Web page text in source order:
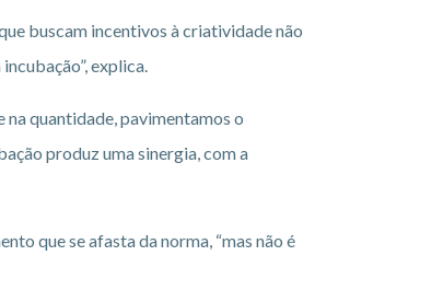
buscam incentivos à criatividade não
explica.
na quantidade, pavimentamos o
produz uma sinergia, com a
que se afasta da norma, “mas não é